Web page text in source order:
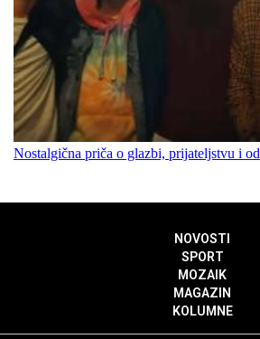
Nostalgična priča o glazbi, prijateljstvu i
NOVOSTI
SPORT
MOZAIK
MAGAZIN
KOLUMNE